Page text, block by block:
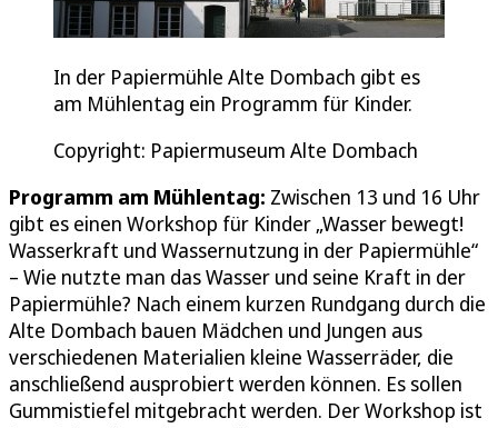
In der Papiermühle Alte Dombach gibt es
am Mühlentag ein Programm für Kinder.
Copyright: Papiermuseum Alte Dombach
Programm am Mühlentag: Zwischen 13 und 16 Uhr
gibt es einen Workshop für Kinder „Wasser bewegt!
Wasserkraft und Wassernutzung in der Papiermühle“
– Wie nutzte man das Wasser und seine Kraft in der
Papiermühle? Nach einem kurzen Rundgang durch die
Alte Dombach bauen Mädchen und Jungen aus
verschiedenen Materialien kleine Wasserräder, die
anschließend ausprobiert werden können. Es sollen
Gummistiefel mitgebracht werden. Der Workshop ist